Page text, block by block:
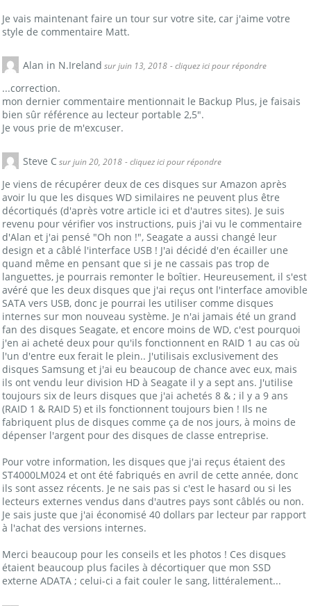
Je vais maintenant faire un tour sur votre site, car j'aime votre
style de commentaire Matt.
Alan in N.Ireland sur juin 13, 2018 - cliquez ici pour répondre
...correction.
mon dernier commentaire mentionnait le Backup Plus, je faisais
bien sûr référence au lecteur portable 2,5".
Je vous prie de m'excuser.
Steve Csur juin 20, 2018 - cliquez ici pour répondre
Je viens de récupérer deux de ces disques sur Amazon après
avoir lu que les disques WD similaires ne peuvent plus être
décortiqués (d'après votre article ici et d'autres sites). Je suis
revenu pour vérifier vos instructions, puis j'ai vu le commentaire
d'Alan et j'ai pensé "Oh non !", Seagate a aussi changé leur
design et a câblé l'interface USB ! J'ai décidé d'en écailler une
quand même en pensant que si je ne cassais pas trop de
languettes, je pourrais remonter le boîtier. Heureusement, il s'est
avéré que les deux disques que j'ai reçus ont l'interface amovible
SATA vers USB, donc je pourrai les utiliser comme disques
internes sur mon nouveau système. Je n'ai jamais été un grand
fan des disques Seagate, et encore moins de WD, c'est pourquoi
j'en ai acheté deux pour qu'ils fonctionnent en RAID 1 au cas où
l'un d'entre eux ferait le plein.. J'utilisais exclusivement des
disques Samsung et j'ai eu beaucoup de chance avec eux, mais
ils ont vendu leur division HD à Seagate il y a sept ans. J'utilise
toujours six de leurs disques que j'ai achetés 8 & ; il y a 9 ans
(RAID 1 & RAID 5) et ils fonctionnent toujours bien ! Ils ne
fabriquent plus de disques comme ça de nos jours, à moins de
dépenser l'argent pour des disques de classe entreprise.
Pour votre information, les disques que j'ai reçus étaient des
ST4000LM024 et ont été fabriqués en avril de cette année, donc
ils sont assez récents. Je ne sais pas si c'est le hasard ou si les
lecteurs externes vendus dans d'autres pays sont câblés ou non.
Je sais juste que j'ai économisé 40 dollars par lecteur par rapport
à l'achat des versions internes.
Merci beaucoup pour les conseils et les photos ! Ces disques
étaient beaucoup plus faciles à décortiquer que mon SSD
externe ADATA ; celui-ci a fait couler le sang, littéralement...